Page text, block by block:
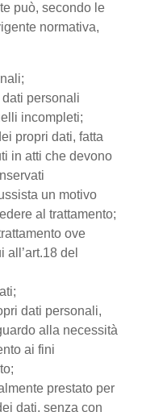
può, secondo le
normativa,
personali
incompleti;
propri dati, fatta
in atti che devono
un motivo
al trattamento;
ove
del
dati personali,
alla necessità
ai fini
prestato per
dati, senza con